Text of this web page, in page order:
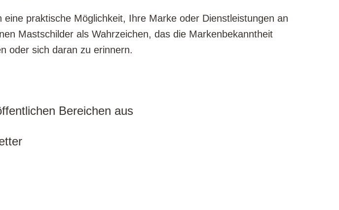
praktische Möglichkeit, Ihre Marke oder Dienstleistungen an
Mastschilder als Wahrzeichen, das die Markenbekanntheit
oder sich daran zu erinnern.
Bereichen aus